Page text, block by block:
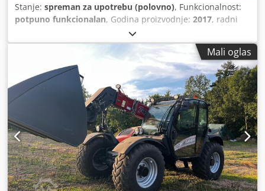
Stanje: spreman za upotrebu (polovno), Funkcionalnost:
potpuno funkcionalan, Godina proizvodnje: 2017, radni
366 kW (497,62 KS)
maksimalna brzina:30 km/h, prva registracija:07/2017,
sledeća inspekcija (TÜV):07/2026
, dimenzija zadnje gume:
500/85 R24, broj mašine/vozila:YHG233775, Oprema:
kabina, klima uređaj, osvetljenje, sekač za uljanu repicu,
vučna spojnica prikolice, Po nalogu ovlašćenog lica
nudimo sledeću polovnu mašinu na prodaju: Cjdpfx
Aszabtdop Eorf Case-IH kombajn AF 7240 sa ST-rotorom
Broj šasije: YHG233775 Uzdužno postavljen ST-rotor
Varijanta za 30 km/h 6-cilindara Snaga: 366 kW (497 KS)
Prednji točkovi: gumene gusenice sa oprugama, širina 610
mm Zadnji točkovi: 500/85 R24 HID paket radnih farova AC
FAN automatsko podešavanje broja obrtaja ventilatora
Mali oglas